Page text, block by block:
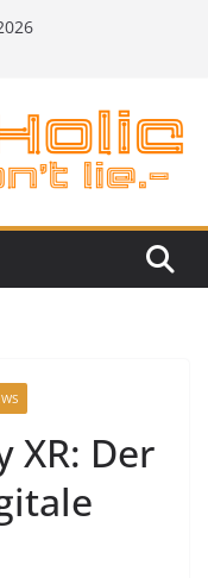
XR: Der